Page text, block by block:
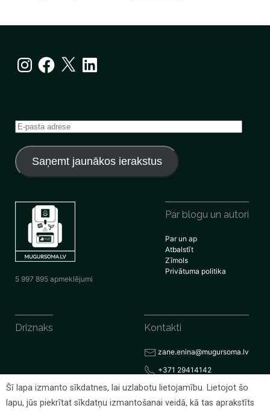
InstagramFacebook
X LinkedIn
E-
adrese
Saņemt jaunākos ierakstus
5 997 895 apmeklējumi
Par blogu un autori
Par un ap
Atbalstīt
Zīmols
Privātuma politika
Driznaks Kontakti
zane.enina@mugursoma.lv
+371 29414142
Šī lapa izmanto sīkdatnes, lai uzlabotu lietojamību. Lietojot šo
lapu, jūs piekrītat sīkdatņu izmantošanai veidā, kā tas aprakstīts